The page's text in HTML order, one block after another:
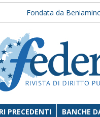
Fondata da
PRECEDENTI BANCHE